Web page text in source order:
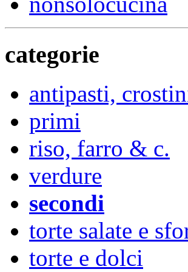
categorie
antipasti,
primi
riso, farro & c.
verdure
secondi
torte salate e
torte e dolci